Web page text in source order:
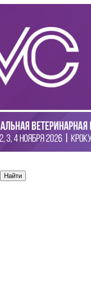
Найти